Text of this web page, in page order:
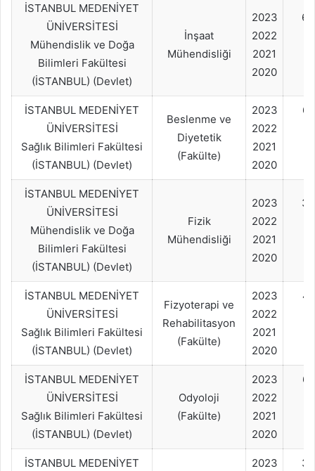
İSTANBUL MEDENİYET
ÜNİVERSİTESİ
Mühendislik ve Doğa
Bilimleri Fakültesi
(İSTANBUL) (Devlet)
İnşaat
Mühendisliği
2023
2022
2021
2020
İSTANBUL MEDENİYET
ÜNİVERSİTESİ
Sağlık Bilimleri Fakültesi
(İSTANBUL) (Devlet)
Beslenme ve
Diyetetik
(Fakülte)
2023
2022
2021
2020
İSTANBUL MEDENİYET
ÜNİVERSİTESİ
Mühendislik ve Doğa
Bilimleri Fakültesi
(İSTANBUL) (Devlet)
Fizik
Mühendisliği
2023
2022
2021
2020
İSTANBUL MEDENİYET
ÜNİVERSİTESİ
Sağlık Bilimleri Fakültesi
(İSTANBUL) (Devlet)
Fizyoterapi ve
Rehabilitasyon
(Fakülte)
2023
2022
2021
2020
İSTANBUL MEDENİYET
ÜNİVERSİTESİ
Sağlık Bilimleri Fakültesi
(İSTANBUL) (Devlet)
Odyoloji
(Fakülte)
2023
2022
2021
2020
İSTANBUL MEDENİYET 2023